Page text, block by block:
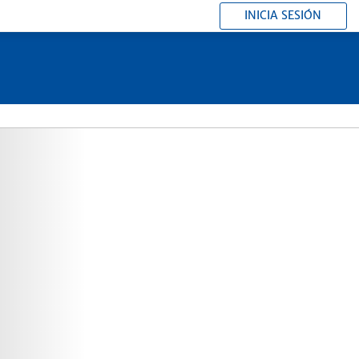
INICIA SESIÓN